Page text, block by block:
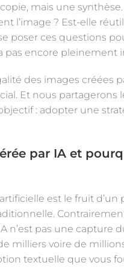
mais une
l’image ? Est-elle
poser ces questions
pas encore pleinement
des images créées
Et nous partagerons
: adopter une
par IA et
est le fruit
pas une capture
milliers voire de
textuelle que vous